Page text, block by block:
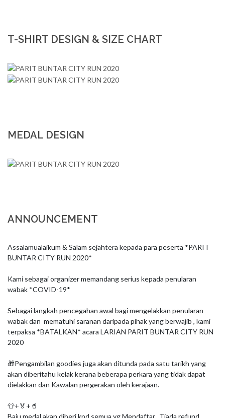
T-SHIRT DESIGN & SIZE CHART
MEDAL DESIGN
ANNOUNCEMENT
Assalamualaikum & Salam sejahtera kepada para peserta *PARIT
BUNTAR CITY RUN 2020*
Kami sebagai organizer memandang serius kepada penularan
wabak *COVID-19*
Sebagai langkah pencegahan awal bagi mengelakkan penularan
wabak dan  mematuhi saranan daripada pihak yang berwajib , kami
terpaksa *BATALKAN* acara LARIAN PARIT BUNTAR CITY RUN
2020
🎁Pengambilan goodies juga akan ditunda pada satu tarikh yang
akan diberitahu kelak kerana beberapa perkara yang tidak dapat
dielakkan dan Kawalan pergerakan oleh kerajaan.
👕+🏅+🥤
Baju medal akan diberi kpd semua yg Mendaftar.. Tiada refund